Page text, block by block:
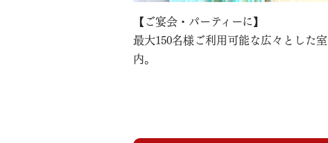
【ご宴会・パーティーに】
最大150名様ご利用可能な広々とした室
内。